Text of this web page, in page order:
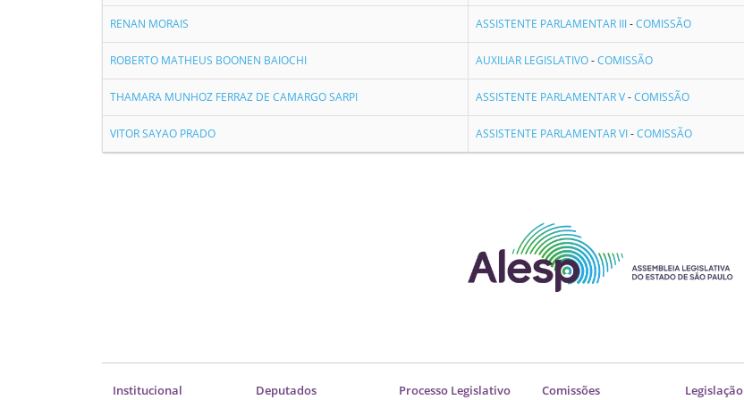
RENAN MORAIS ASSISTENTE PARLAMENTAR III-COMISSÃO
ROBERTO MATHEUS BOONEN BAIOCHI AUXILIAR LEGISLATIVO-COMISSÃO
THAMARA MUNHOZ FERRAZ DE CAMARGO SARPI ASSISTENTE PARLAMENTAR V-COMISSÃO
VITOR SAYAO PRADO ASSISTENTE PARLAMENTAR VI-COMISSÃO
Institucional Deputados Processo Legislativo Comissões Legislação